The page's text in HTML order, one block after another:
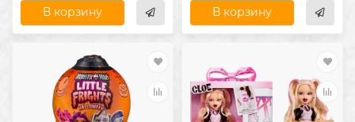
В корзину В корзину